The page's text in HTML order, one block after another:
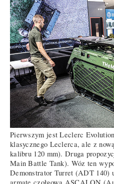
Pierwszym jest Leclerc
klasycznego Leclerca, ale z
kalibru 120 mm). Druga
Main Battle Tank). Wóz ten
Demonstrator Turret (ADT 140)